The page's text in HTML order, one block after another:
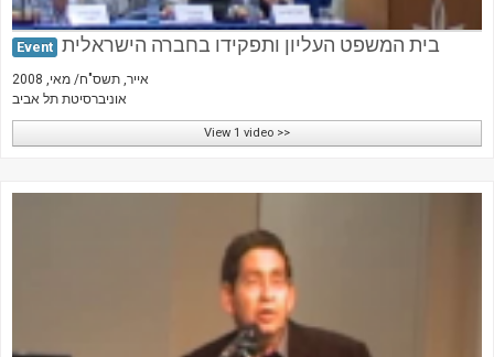
Event בית המשפט העליון ותפקידו בחברה הישראלית
אייר, תשס"ח/ מאי, 2008
אוניברסיטת תל אביב
View 1 video >>